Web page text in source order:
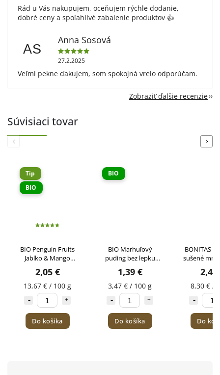
Rád u Vás nakupujem, oceňujem rýchle dodanie,
dobré ceny a spoľahlivé zabalenie produktov 👍
AS
Anna Sosová
27.2.2025
Veľmi pekne ďakujem, som spokojná vrelo odporúčam.
Zobraziť ďalšie recenzie
Súvisiaci tovar
Previous
Tip
BIO
BIO Penguin Fruits
Jablko & Mango
BONITAS 15g
2,05 €
13,67 € / 100 g
Do košíka
BIO
BIO Marhuľový
puding bez lepku
AMYLON 40g
1,39 €
3,47 € / 100 g
Do košíka
BONITAS
sušené
2,49
8,30 € /
Do
Next